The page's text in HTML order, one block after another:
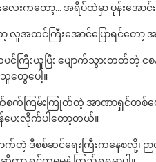
ေးကတော့… အရိပ်ထဲမှာ ပုန်းအော
ထင်ကြီးအောင်ပြောရင်တော့ အ
ကြီးယူပြီး ပျောက်သွားတတ်တဲ့ င
တွေပေါ့။
စက်ကြမ်းကြုတ်တဲ့ အာဏာရှင်တစ်ယ
ေးလိုက်ပါတော့တယ်။
ာက်တဲ့ ဒီစစ်ဆင်ရေးကြီးကနေစလို့